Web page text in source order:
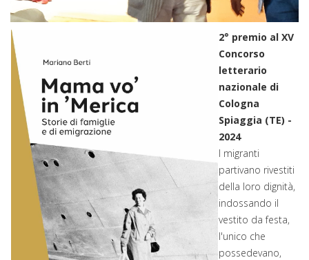
2° premio al XV
Concorso
letterario
nazionale di
Cologna
Spiaggia (TE) -
2024
I migranti
partivano rivestiti
della loro dignità,
indossando il
vestito da festa,
l'unico che
possedevano,